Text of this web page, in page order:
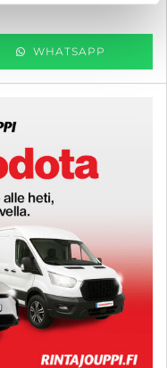
WHATSAPP